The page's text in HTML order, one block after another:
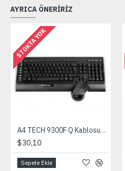
AYRICA ÖNERIRIZ
STOKTA YOK
A4 TECH 9300F Q Kablosuz Klavye Mouse Set /Siyah
$30,10
Sepete Ekle